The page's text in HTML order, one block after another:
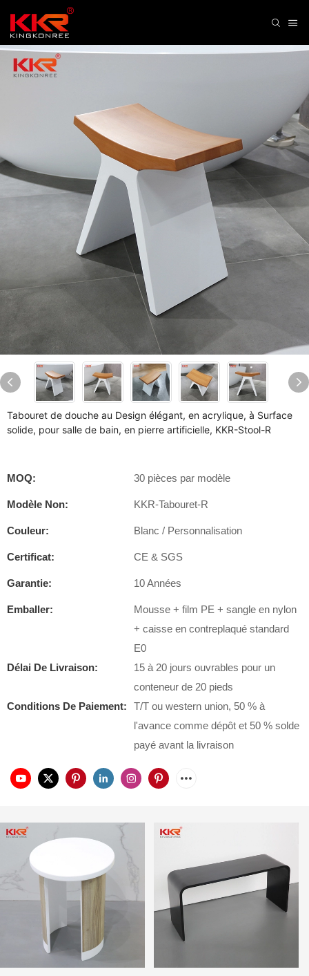
Tabouret de douche au Design élégant, en acrylique, à Surface
solide, pour salle de bain, en pierre artificielle, KKR-Stool-R
MOQ: 30 pièces par modèle
Modèle Non: KKR-Tabouret-R
Couleur: Blanc / Personnalisation
Certificat: CE & SGS
Garantie: 10 Années
Emballer:
Mousse + film PE + sangle en nylon
+ caisse en contreplaqué standard
E0
Délai De Livraison:
15 à 20 jours ouvrables pour un
conteneur de 20 pieds
Conditions De Paiement:
T/T ou western union, 50 % à
l'avance comme dépôt et 50 % solde
payé avant la livraison